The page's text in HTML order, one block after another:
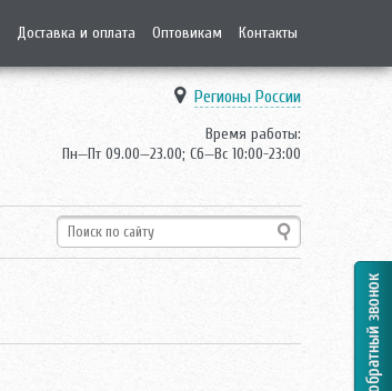
Доставка и оплата Оптовикам Контакты
Регионы России
Время работы:
Пн—Пт 09.00—23.00; Сб—Вс 10:00-23:00